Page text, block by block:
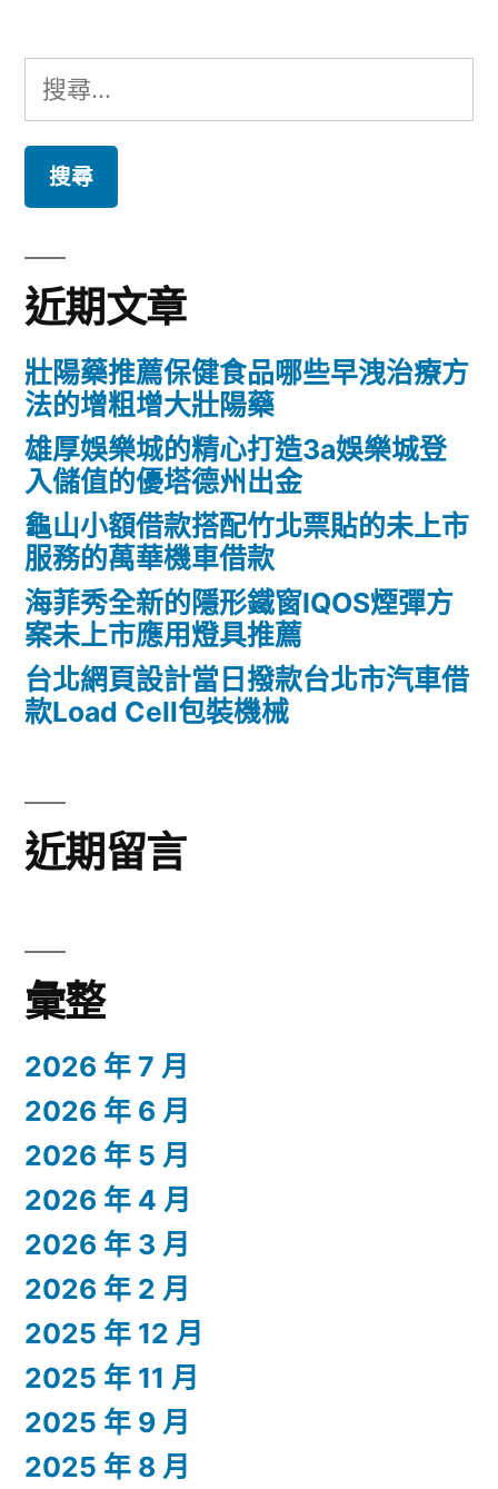
搜
尋
鍵
字:
近期文章
壯陽藥推薦保健食品哪些早洩治療方
法的增粗增大壯陽藥
雄厚娛樂城的精心打造3a娛樂城登
入儲值的優塔德州出金
龜山小額借款搭配竹北票貼的未上市
服務的萬華機車借款
海菲秀全新的隱形鐵窗IQOS煙彈方
案未上市應用燈具推薦
台北網頁設計當日撥款台北市汽車借
款Load Cell包裝機械
近期留言
彙整
2026 年 7 月
2026 年 6 月
2026 年 5 月
2026 年 4 月
2026 年 3 月
2026 年 2 月
2025 年 12 月
2025 年 11 月
2025 年 9 月
2025 年 8 月